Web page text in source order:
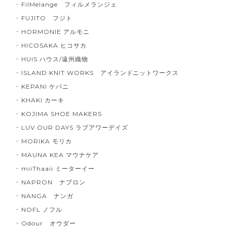
FilMelange フィルメランジェ
FUJITO フジト
HORMONIE アルモニ
HICOSAKA ヒコサカ
HUIS ハウス/遠州織物
ISLAND KNIT WORKS アイランドニットワークス
KEPANI ケパニ
KHAKI カーキ
KOJIMA SHOE MAKERS
LUV OUR DAYS ラブアワーデイズ
MORIKA モリカ
MAUNA KEA マウナケア
miiThaaii ミーターイー
NAPRON ナプロン
NANGA ナンガ
NOFL ノフル
Odour オウダー